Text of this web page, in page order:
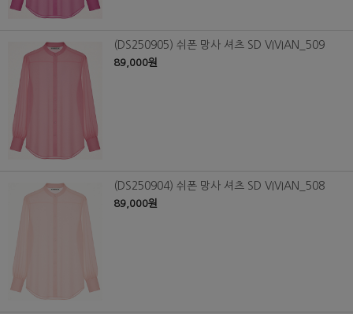
(DS250905) 쉬폰 망사 셔츠 SD VIVIAN_509
89,000원
(DS250904) 쉬폰 망사 셔츠 SD VIVIAN_508
89,000원